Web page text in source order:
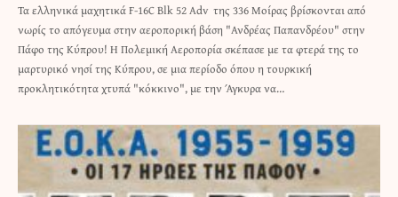
Τα ελληνικά μαχητικά F-16C Blk 52 Adv της 336 Μοίρας βρίσκονται από
νωρίς το απόγευμα στην αεροπορική βάση "Ανδρέας Παπανδρέου" στην
Πάφο της Κύπρου! Η Πολεμική Αεροπορία σκέπασε με τα φτερά της το
μαρτυρικό νησί της Κύπρου, σε μια περίοδο όπου η τουρκική
προκλητικότητα χτυπά "κόκκινο", με την Άγκυρα να…